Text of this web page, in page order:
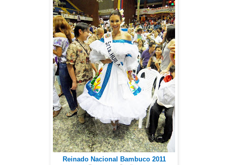
Reinado Nacional Bambuco 2011